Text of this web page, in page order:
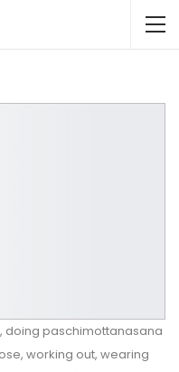
doing paschimottanasana
working out, wearing